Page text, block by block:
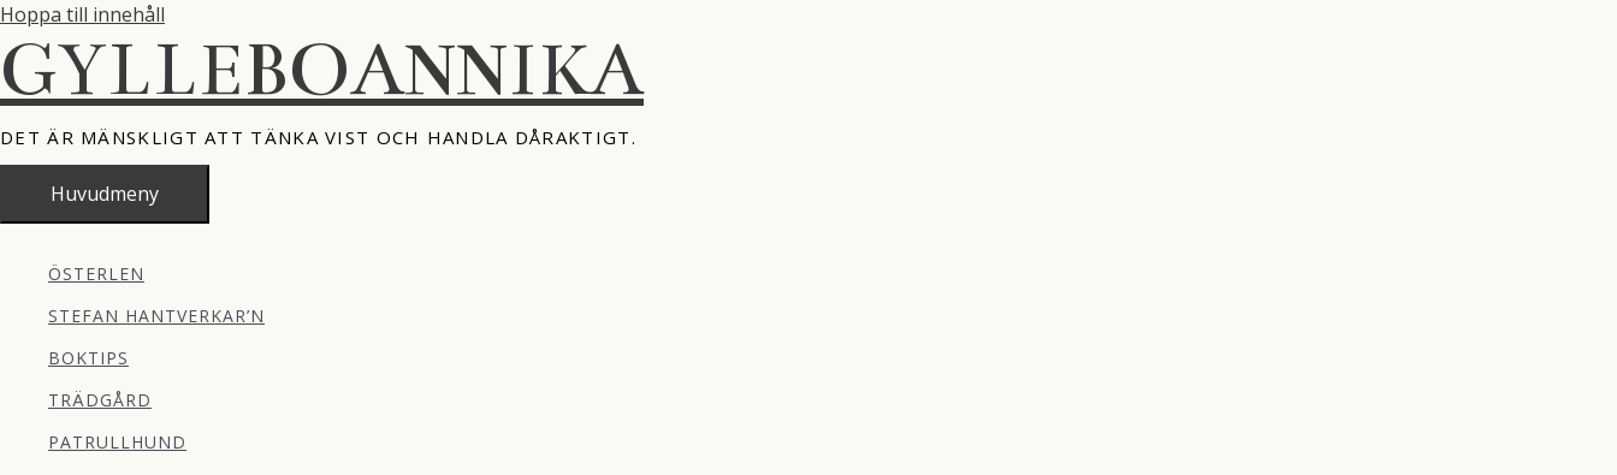
Hoppa till innehåll
GYLLEBOANNIKA
DET ÄR MÄNSKLIGT ATT TÄNKA VIST OCH HANDLA DÅRAKTIGT.
Huvudmeny
ÖSTERLEN
STEFAN HANTVERKAR’N
BOKTIPS
TRÄDGÅRD
PATRULLHUND